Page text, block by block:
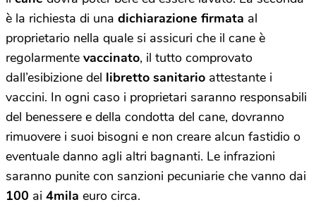
è la richiesta di una dichiarazione firmata al
proprietario nella quale si assicuri che il cane è
regolarmente vaccinato, il tutto comprovato
dall’esibizione del libretto sanitario attestante i
vaccini. In ogni caso i proprietari saranno responsabili
del benessere e della condotta del cane, dovranno
rimuovere i suoi bisogni e non creare alcun fastidio o
eventuale danno agli altri bagnanti. Le infrazioni
saranno punite con sanzioni pecuniarie che vanno dai
100 ai 4mila euro circa.